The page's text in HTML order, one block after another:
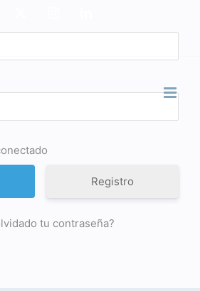
Registro
tu contraseña?